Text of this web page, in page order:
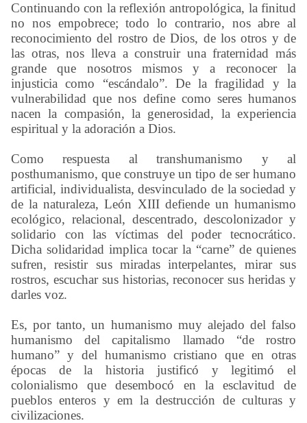
Continuando con la reflexión antropológica, la finitud
no nos empobrece; todo lo contrario, nos abre al
reconocimiento del rostro de Dios, de los otros y de
las otras, nos lleva a construir una fraternidad más
grande que nosotros mismos y a reconocer la
injusticia como “escándalo”. De la fragilidad y la
vulnerabilidad que nos define como seres humanos
nacen la compasión, la generosidad, la experiencia
espiritual y la adoración a Dios.
Como respuesta al transhumanismo y al
posthumanismo, que construye un tipo de ser humano
artificial, individualista, desvinculado de la sociedad y
de la naturaleza, León XIII defiende un humanismo
ecológico, relacional, descentrado, descolonizador y
solidario con las víctimas del poder tecnocrático.
Dicha solidaridad implica tocar la “carne” de quienes
sufren, resistir sus miradas interpelantes, mirar sus
rostros, escuchar sus historias, reconocer sus heridas y
darles voz.
Es, por tanto, un humanismo muy alejado del falso
humanismo del capitalismo llamado “de rostro
humano” y del humanismo cristiano que en otras
épocas de la historia justificó y legitimó el
colonialismo que desembocó en la esclavitud de
pueblos enteros y em la destrucción de culturas y
civilizaciones.